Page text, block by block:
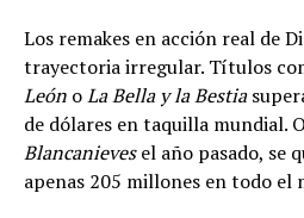
Los remakes en acción real de
trayectoria irregular. Títulos
León oLa Bella y la Bestia
de dólares en taquilla mundial.
Blancanievesel año pasado, se
apenas 205 millones en todo el